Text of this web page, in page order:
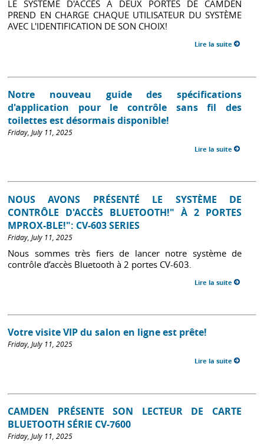
LE SYSTÈME D'ACCÈS À DEUX PORTES DE CAMDEN
PREND EN CHARGE CHAQUE UTILISATEUR DU SYSTÈME
AVEC L'IDENTIFICATION DE SON CHOIX!
Lire la suite
Notre nouveau guide des spécifications
d'application pour le contrôle sans fil des
toilettes est désormais disponible!
Friday, July 11, 2025
Lire la suite
NOUS AVONS PRÉSENTÉ LE SYSTÈME DE
CONTRÔLE D'ACCÈS BLUETOOTH!" À 2 PORTES
MPROX-BLE!": CV-603 SERIES
Friday, July 11, 2025
Nous sommes très fiers de lancer notre système de
contrôle d’accès Bluetooth à 2 portes CV-603.
Lire la suite
Votre visite VIP du salon en ligne est prête!
Friday, July 11, 2025
Lire la suite
CAMDEN PRÉSENTE SON LECTEUR DE CARTE
BLUETOOTH SÉRIE CV-7600
Friday, July 11, 2025